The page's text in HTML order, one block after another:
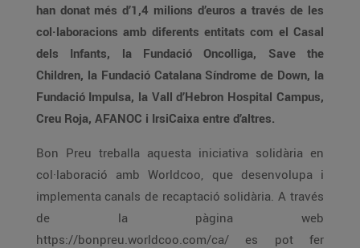
han donat més d’1,4 milions d’euros a través de les
col·laboracions amb diferents entitats com el Casal
dels Infants, la Fundació Oncolliga, Save the
Children, la Fundació Catalana Síndrome de Down, la
Fundació Impulsa, la Vall d’Hebron Hospital Campus,
Creu Roja, AFANOC i IrsiCaixa entre d’altres.
Bon Preu treballa aquesta iniciativa solidària en
col·laboració amb Worldcoo, que desenvolupa i
implementa canals de recaptació solidària. A través
de la pàgina web
https://bonpreu.worldcoo.com/ca/ es pot fer